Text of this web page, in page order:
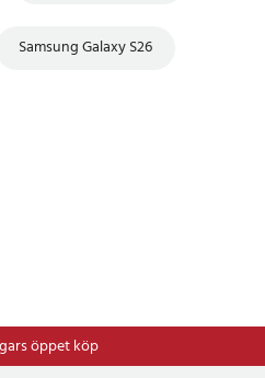
Samsung Galaxy S26
öppet köp
49kr *